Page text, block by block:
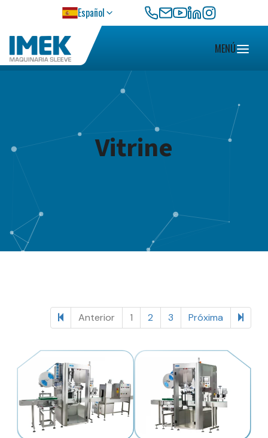
Español
MENÚ
CONTATO
Vitrine
Anterior 1 2 3 Próxima